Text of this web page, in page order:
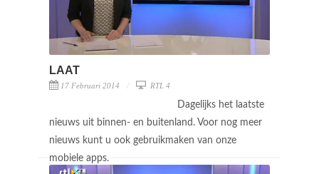
LAAT
17 Februari 2014 RTL 4
Dagelijks het laatste
nieuws uit binnen- en buitenland. Voor nog meer
nieuws kunt u ook gebruikmaken van onze
mobiele apps.